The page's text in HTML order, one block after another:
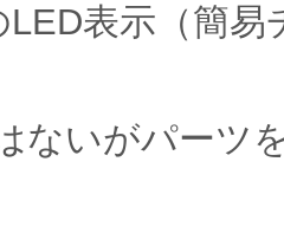
LED表示（簡
ないがパーツ